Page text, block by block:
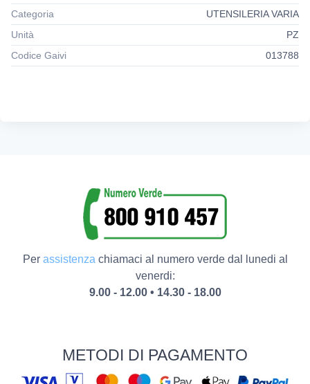
Categoria
UTENSILERIA VARIA
Unità
PZ
Codice Gaivi
013788
Per assistenzachiamaci al numero verde dal lunedi al
venerdi:
9.00 - 12.00 • 14.30 - 18.00
METODI DI PAGAMENTO